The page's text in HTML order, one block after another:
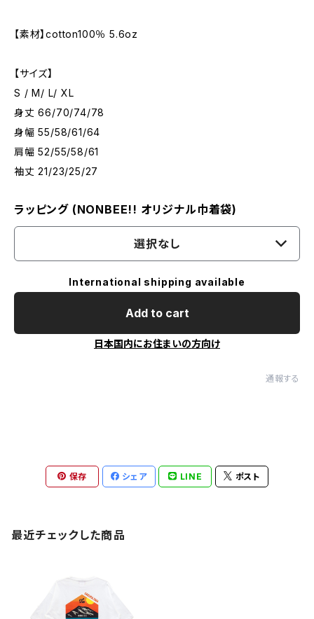
【素材】cotton100％ 5.6oz
【サイズ】
S / M/ L/ XL
身丈 66/70/74/78
身幅 55/58/61/64
肩幅 52/55/58/61
袖丈 21/23/25/27
ラッピング (NONBEE!! オリジナル巾着袋)
選択なし
International shipping available
Add to cart
日本国内にお住まいの方向け
通報する
保存 シェア LINE ポスト
最近チェックした商品